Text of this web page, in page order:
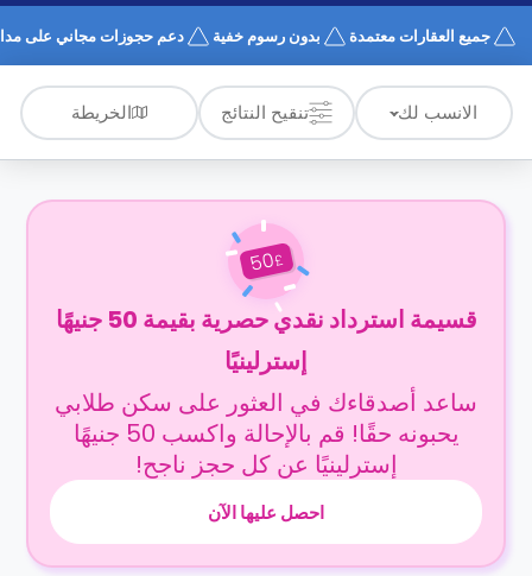
كيف
تعمل؟
الأسئلة
الشائعة
جميع العقارات معتمدة بدون رسوم خفية دعم حجوزات مجاني على مدار 24/7
الانسب لك تنقيح النتائج الخريطة
£
50
قسيمة استرداد نقدي حصرية بقيمة 50 جنيهًا
إسترلينيًا
ساعد أصدقاءك في العثور على سكن طلابي
يحبونه حقًا! قم بالإحالة واكسب 50 جنيهًا
إسترلينيًا عن كل حجز ناجح!
احصل عليها الآن